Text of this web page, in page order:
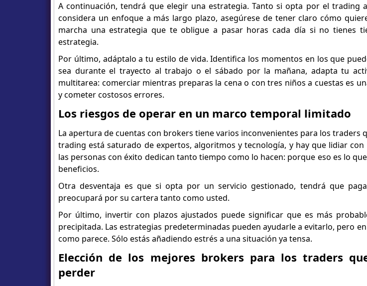
A continuación, tendrá que elegir una estrategia. Tanto si opta por el trading
considera un enfoque a más largo plazo, asegúrese de tener claro cómo
marcha una estrategia que te obligue a pasar horas cada día si no tienes
estrategia.
Por último, adáptalo a tu estilo de vida. Identifica los momentos en los que
sea durante el trayecto al trabajo o el sábado por la mañana, adapta tu
multitarea: comerciar mientras preparas la cena o con tres niños a cuestas es
y cometer costosos errores.
Los riesgos de operar en un marco temporal limitado
La apertura de cuentas con brokers tiene varios inconvenientes para los traders
trading está saturado de expertos, algoritmos y tecnología, y hay que lidiar
las personas con éxito dedican tanto tiempo como lo hacen: porque eso es lo
beneficios.
Otra desventaja es que si opta por un servicio gestionado, tendrá que
preocupará por su cartera tanto como usted.
Por último, invertir con plazos ajustados puede significar que es más
precipitada. Las estrategias predeterminadas pueden ayudarle a evitarlo, pero
como parece. Sólo estás añadiendo estrés a una situación ya tensa.
Elección de los mejores brokers para los traders
perder